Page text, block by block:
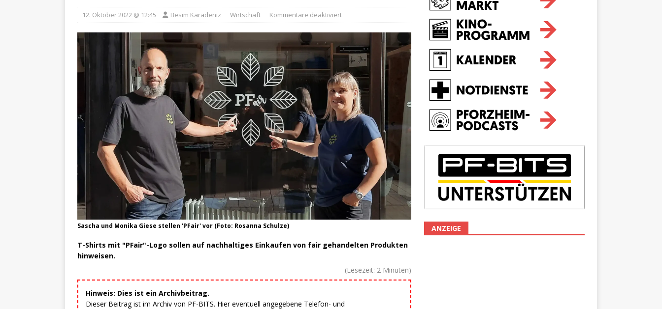
12. Oktober 2022 @ 12:45 Besim Karadeniz Wirtschaft Kommentare deaktiviert
Sascha und Monika Giese stellen 'PFair' vor (Foto: Rosanna Schulze)
T-Shirts mit "PFair"-Logo sollen auf nachhaltiges Einkaufen von fair gehandelten Produkten
hinweisen.
(Lesezeit: 2 Minuten)
Hinweis: Dies ist ein Archivbeitrag.
Dieser Beitrag ist im Archiv von PF-BITS. Hier eventuell angegebene Telefon- und
ANZEIGE